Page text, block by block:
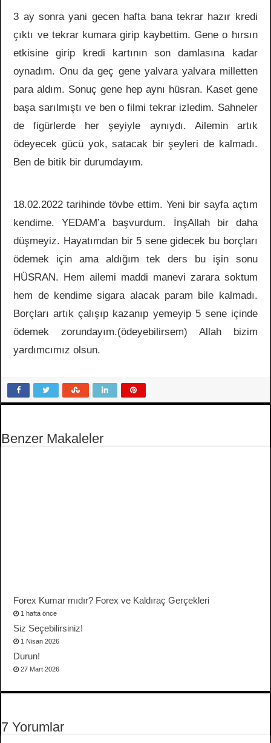
3 ay sonra yani gecen hafta bana tekrar hazır kredi
çıktı ve tekrar kumara girip kaybettim. Gene o hırsın
etkisine girip kredi kartının son damlasına kadar
oynadım. Onu da geç gene yalvara yalvara milletten
para aldım. Sonuç gene hep aynı hüsran. Kaset gene
başa sarılmıştı ve ben o filmi tekrar izledim. Sahneler
de figürlerde her şeyiyle aynıydı. Ailemin artık
ödeyecek gücü yok, satacak bir şeyleri de kalmadı.
Ben de bitik bir durumdayım.
18.02.2022 tarihinde tövbe ettim. Yeni bir sayfa açtım
kendime. YEDAM’a başvurdum. İnşAllah bir daha
düşmeyiz. Hayatımdan bir 5 sene gidecek bu borçları
ödemek için ama aldığım tek ders bu işin sonu
HÜSRAN. Hem ailemi maddi manevi zarara soktum
hem de kendime sigara alacak param bile kalmadı.
Borçları artık çalışıp kazanıp yemeyip 5 sene içinde
ödemek zorundayım.(ödeyebilirsem) Allah bizim
yardımcımız olsun.
Benzer Makaleler
Forex Kumar mıdır? Forex ve Kaldıraç Gerçekleri
1 hafta önce
Siz Seçebilirsiniz!
1 Nisan 2026
Durun!
27 Mart 2026
7 Yorumlar